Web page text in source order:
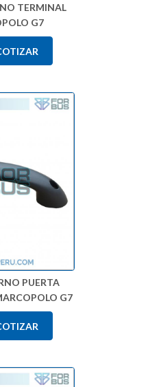
TERMINAL
G7
PUERTA
G7